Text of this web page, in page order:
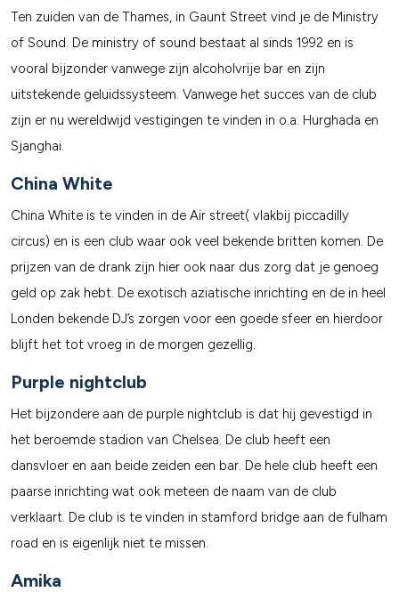
Ten zuiden van de Thames, in Gaunt Street vind je de Ministry
of Sound. De ministry of sound bestaat al sinds 1992 en is
vooral bijzonder vanwege zijn alcoholvrije bar en zijn
uitstekende geluidssysteem. Vanwege het succes van de club
zijn er nu wereldwijd vestigingen te vinden in o.a. Hurghada en
Sjanghai.
China White
China White is te vinden in de Air street( vlakbij piccadilly
circus) en is een club waar ook veel bekende britten komen. De
prijzen van de drank zijn hier ook naar dus zorg dat je genoeg
geld op zak hebt. De exotisch aziatische inrichting en de in heel
Londen bekende DJ’s zorgen voor een goede sfeer en hierdoor
blijft het tot vroeg in de morgen gezellig.
Purple nightclub
Het bijzondere aan de purple nightclub is dat hij gevestigd in
het beroemde stadion van Chelsea. De club heeft een
dansvloer en aan beide zeiden een bar. De hele club heeft een
paarse inrichting wat ook meteen de naam van de club
verklaart. De club is te vinden in stamford bridge aan de fulham
road en is eigenlijk niet te missen.
Amika